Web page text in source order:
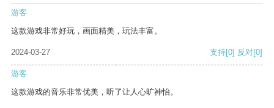
游客
这款游戏非常好玩，画面精美，玩法丰富。
2024-03-27 支持[0] 反对[0]
游客
这款游戏的音乐非常优美，听了让人心旷神怡。